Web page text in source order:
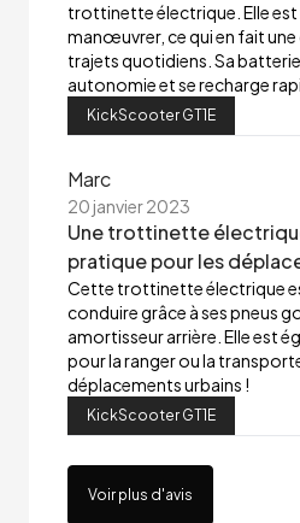
trottinette électrique. Elle est
manœuvrer, ce qui en fait
trajets quotidiens. Sa
autonomie et se recharge
KickScooter GT1E
Marc
20 janvier 2023
Une trottinette
pratique pour les
Cette trottinette électrique
conduire grâce à ses pneus
amortisseur arrière. Elle est
pour la ranger ou la
déplacements urbains !
KickScooter GT1E
Voir plus d'avis